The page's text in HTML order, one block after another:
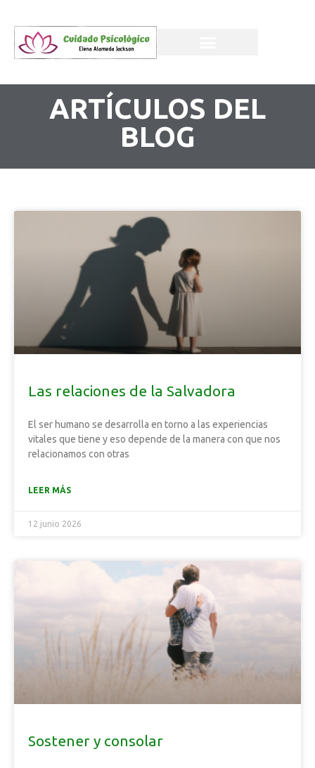
ARTÍCULOS DEL
BLOG
Las relaciones de la Salvadora
El ser humano se desarrolla en torno a las experiencias
vitales que tiene y eso depende de la manera con que nos
relacionamos con otras
LEER MÁS
12 junio 2026
Sostener y consolar